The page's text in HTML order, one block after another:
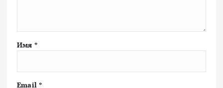
Имя *
Email *